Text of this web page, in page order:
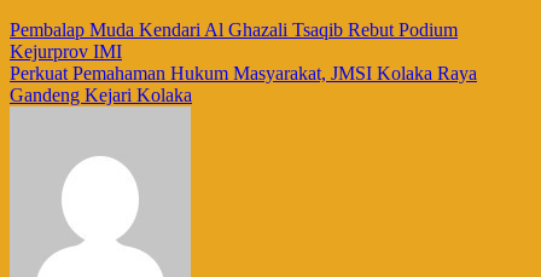
Navigasi
pos
Pembalap Muda Kendari Al Ghazali Tsaqib Rebut Podium
Kejurprov IMI
Perkuat Pemahaman Hukum Masyarakat, JMSI Kolaka Raya
Gandeng Kejari Kolaka